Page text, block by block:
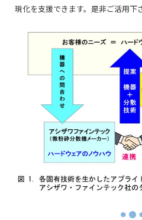
現化を支援できます。是非ご活用下